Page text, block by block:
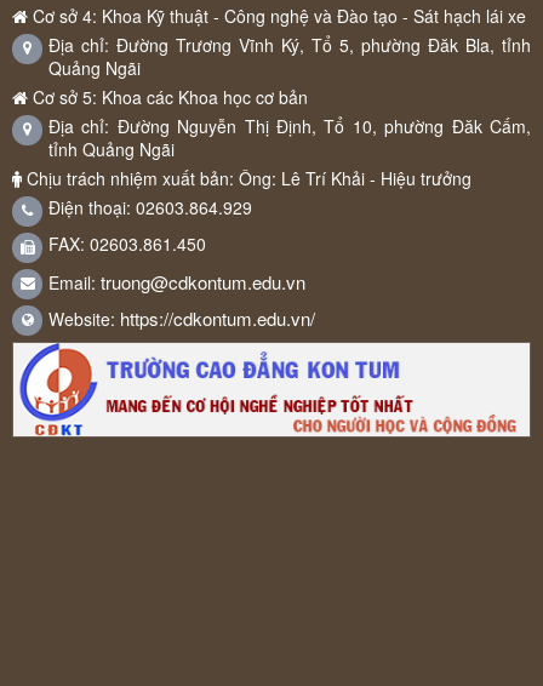
Cơ sở 4: Khoa Kỹ thuật - Công nghệ và Đào tạo - Sát hạch lái xe
Địa chỉ: Đường Trương Vĩnh Ký, Tổ 5, phường Đăk Bla, tỉnh
Quảng Ngãi
Cơ sở 5: Khoa các Khoa học cơ bản
Địa chỉ: Đường Nguyễn Thị Định, Tổ 10, phường Đăk Cấm,
tỉnh Quảng Ngãi
Chịu trách nhiệm xuất bản: Ông: Lê Trí Khải - Hiệu trưởng
Điện thoại: 02603.864.929
FAX: 02603.861.450
Email: truong@cdkontum.edu.vn
Website: https://cdkontum.edu.vn/